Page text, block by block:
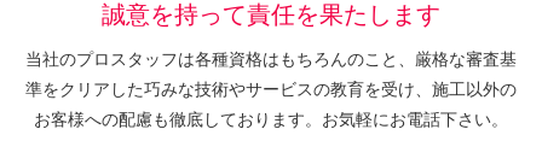
誠意を持って責任を果たします
当社のプロスタッフは各種資格はもちろんのこと、厳格な審査基
準をクリアした巧みな技術やサービスの教育を受け、施工以外の
お客様への配慮も徹底しております。お気軽にお電話下さい。